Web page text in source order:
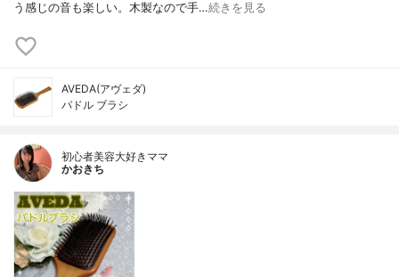
う感じの音も楽しい。木製なので手…続きを見る
AVEDA(アヴェダ)
パドル ブラシ
初心者美容大好きママ
かおきち